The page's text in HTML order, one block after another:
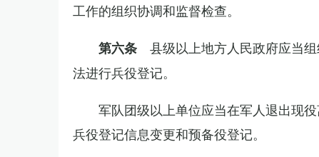
工作的组织协调和监督检查。
第六条 县级以上地方人民政府应当
法进行兵役登记。
军队团级以上单位应当在军人退出现
兵役登记信息变更和预备役登记。